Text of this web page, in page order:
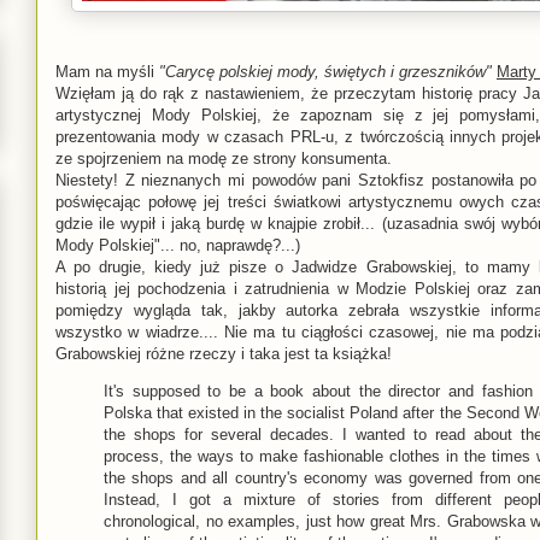
Mam na myśli "Carycę polskiej mody, świętych i grzeszników"
Wzięłam ją do rąk z nastawieniem, że przeczytam historię pracy
artystycznej Mody Polskiej, że zapoznam się z jej
prezentowania mody w czasach PRL-u, z twórczością innych
ze spojrzeniem na modę ze strony konsumenta.
Niestety! Z nieznanych mi powodów pani Sztokfisz postanowiła
poświęcając połowę jej treści światkowi artystycznemu owych
gdzie ile wypił i jaką burdę w knajpie zrobił... (uzasadnia swój
Mody Polskiej"... no, naprawdę?...)
A po drugie, kiedy już pisze o Jadwidze Grabowskiej, to mamy
historią jej pochodzenia i zatrudnienia w Modzie Polskiej oraz
pomiędzy wygląda tak, jakby autorka zebrała wszystkie
wszystko w wiadrze.... Nie ma tu ciągłości czasowej, nie ma
Grabowskiej różne rzeczy i taka jest ta książka!
It's supposed to be a book about the director and fashion
Polska that existed in the socialist Poland after the Second
the shops for several decades. I wanted to read about
process, the ways to make fashionable clothes in the times
the shops and all country's economy was governed from
Instead, I got a mixture of stories from different
chronological, no examples, just how great Mrs. Grabowska